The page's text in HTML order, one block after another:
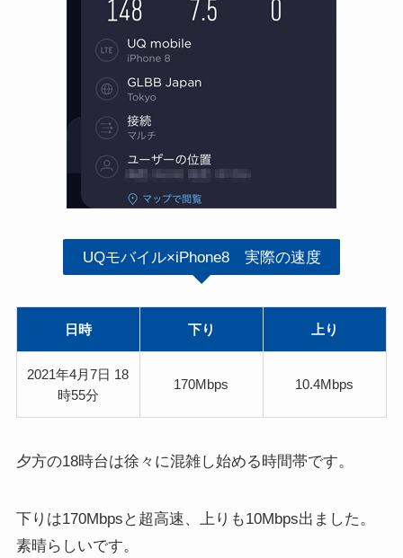
UQモバイル×iPhone8 実際の速度
日時 下り 上り
2021年4月7日 18
時55分
170Mbps 10.4Mbps
夕方の18時台は徐々に混雑し始める時間帯です。
下りは170Mbpsと超高速、上りも10Mbps出ました。
素晴らしいです。